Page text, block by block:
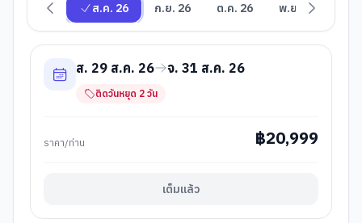
ส.ค. 26 ก.ย. 26 ต.ค. 26 พ.ย. 26
ส. 29 ส.ค. 26 จ. 31 ส.ค. 26
ติดวันหยุด 2 วัน
ราคา/ท่าน ฿20,999
เต็มแล้ว